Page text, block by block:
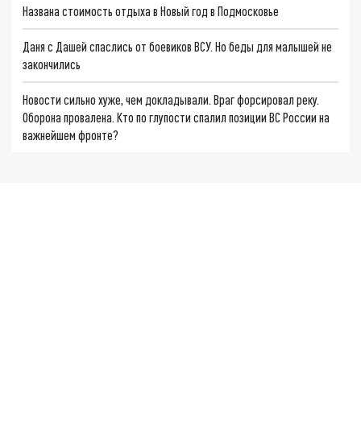
Названа стоимость отдыха в Новый год в Подмосковье
Даня с Дашей спаслись от боевиков ВСУ. Но беды для малышей не
закончились
Новости сильно хуже, чем докладывали. Враг форсировал реку.
Оборона провалена. Кто по глупости спалил позиции ВС России на
важнейшем фронте?